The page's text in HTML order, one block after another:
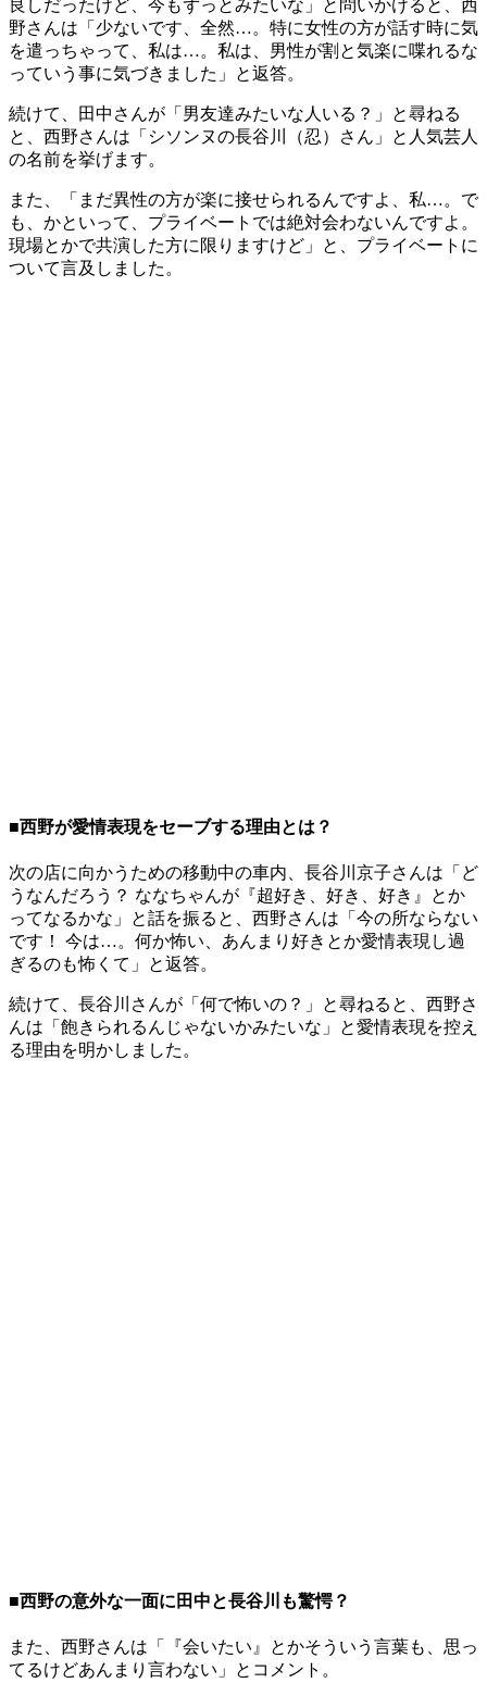
良しだったけど、今もずっとみたいな」と問いかけると、西
野さんは「少ないです、全然…。特に女性の方が話す時に気
を遣っちゃって、私は…。私は、男性が割と気楽に喋れるな
っていう事に気づきました」と返答。
続けて、田中さんが「男友達みたいな人いる？」と尋ねる
と、西野さんは「シソンヌの長谷川（忍）さん」と人気芸人
の名前を挙げます。
また、「まだ異性の方が楽に接せられるんですよ、私…。で
も、かといって、プライベートでは絶対会わないんですよ。
現場とかで共演した方に限りますけど」と、プライベートに
ついて言及しました。
■西野が愛情表現をセーブする理由とは？
次の店に向かうための移動中の車内、長谷川京子さんは「ど
うなんだろう？ ななちゃんが『超好き、好き、好き』とか
ってなるかな」と話を振ると、西野さんは「今の所ならない
です！ 今は…。何か怖い、あんまり好きとか愛情表現し過
ぎるのも怖くて」と返答。
続けて、長谷川さんが「何で怖いの？」と尋ねると、西野さ
んは「飽きられるんじゃないかみたいな」と愛情表現を控え
る理由を明かしました。
■西野の意外な一面に田中と長谷川も驚愕？
また、西野さんは「『会いたい』とかそういう言葉も、思っ
てるけどあんまり言わない」とコメント。